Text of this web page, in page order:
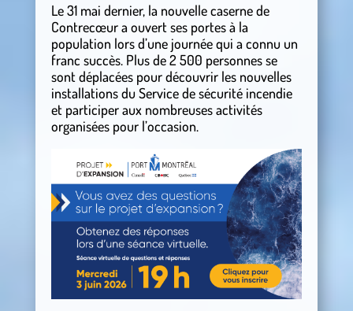
Le 31 mai dernier, la nouvelle caserne de
Contrecœur a ouvert ses portes à la
population lors d’une journée qui a connu un
franc succès. Plus de 2 500 personnes se
sont déplacées pour découvrir les nouvelles
installations du Service de sécurité incendie
et participer aux nombreuses activités
organisées pour l’occasion.